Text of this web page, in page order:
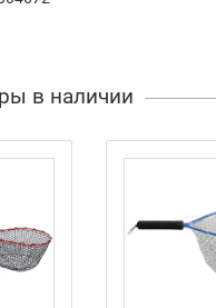
в наличии